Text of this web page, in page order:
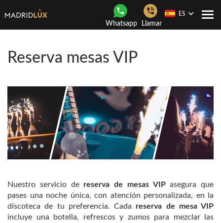
Whatsapp Llamar
ES
Reserva mesas VIP
Nuestro servicio de reserva de mesas VIPasegura que
pases una noche única, con atención personalizada, en la
discoteca de tu preferencia. Cada reserva de mesa VIP
incluye una botella, refrescos y zumos para mezclar las